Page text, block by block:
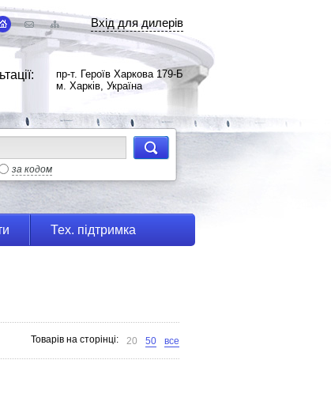
Вхід для дилерів
пр-т. Героїв Харкова 179-Б
м. Харків, Україна
за кодом
Тех. підтримка
Товарів на сторінці: 20 50 все